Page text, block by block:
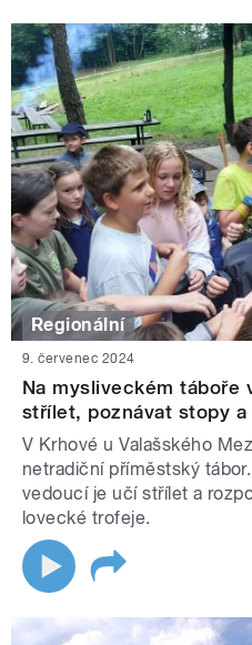
Regionální
9. červenec 2024
Na mysliveckém táboře
střílet, poznávat stopy
V Krhové u Valašského
netradiční příměstský
vedoucí je učí střílet a
lovecké trofeje.